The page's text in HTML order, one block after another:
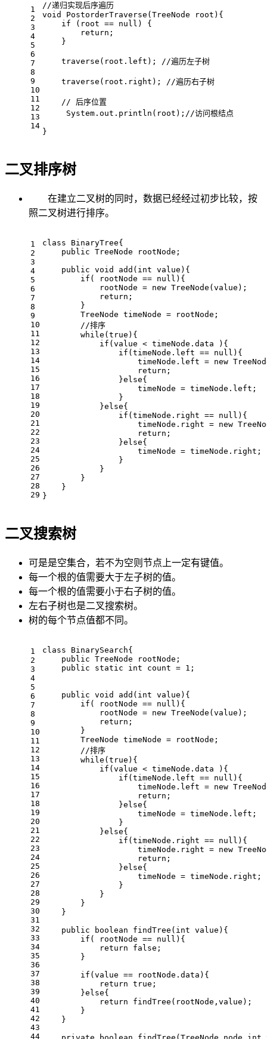
1
2
3
4
5
6
7
8
9
10
11
12
13
14
//递归实现后序遍历
void
PostorderTraverse (TreeNode root) {
if (root == null ) {
return ;
    }
    traverse(root.left);
//遍历左子树
    traverse(root.right);
//遍历右子树
// 后序位置
     System.out.println(root);
//访问根结点
}
二叉排序树
在建立二叉树的同时，数据已经经过初步比较，按
照二叉树进行排序。
1
2
3
4
5
6
7
8
9
10
11
12
13
14
15
16
17
18
19
20
21
22
23
24
25
26
27
28
29
class BinaryTree{
public TreeNode rootNode;
public void add ( int value) {
if ( rootNode == null ){
            rootNode =
new TreeNode (value);
return ;
        }
TreeNode timeNode = rootNode;
//排序
while ( true ){
if (value < timeNode.data ){
if (timeNode.left == null ){
                    timeNode.left =
new
return ;
                }
else{
                    timeNode = timeNode.left;
                }
            }
else{
if (timeNode.right == null ){
                    timeNode.right =
new
return ;
                }
else{
                    timeNode = timeNode.right;
                }
            }
        }
    }
}
二叉搜索树
可是是空集合，若不为空则节点上一定有键值。
每一个根的值需要大于左子树的值。
每一个根的值需要小于右子树的值。
左右子树也是二叉搜索树。
树的每个节点值都不同。
1
2
3
4
5
6
7
8
9
10
11
12
13
14
15
16
17
18
19
20
21
22
23
24
25
26
27
28
29
30
31
32
33
34
35
36
37
38
39
40
41
42
43
44
class BinarySearch{
public TreeNode rootNode;
public
static int count = 1 ;
public void add ( int value) {
if ( rootNode == null ){
            rootNode =
new TreeNode (value);
return ;
        }
TreeNode timeNode = rootNode;
//排序
while ( true ){
if (value < timeNode.data ){
if (timeNode.left == null ){
                    timeNode.left =
new
return ;
                }
else{
                    timeNode = timeNode.left;
                }
            }
else{
if (timeNode.right == null ){
                    timeNode.right =
new
return ;
                }
else{
                    timeNode = timeNode.right;
                }
            }
        }
    }
public
boolean findTree ( int value) {
if ( rootNode == null ){
return
false ;
        }
if (value == rootNode.data){
return true ;
        }
else{
return findTree(rootNode,value);
        }
    }